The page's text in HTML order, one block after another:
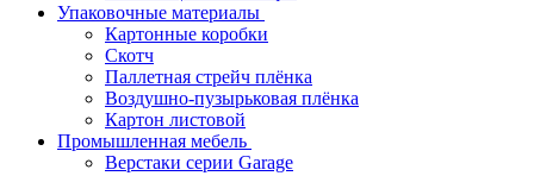
Упаковочные материалы
Картонные коробки
Скотч
Паллетная стрейч плёнка
Воздушно-пузырьковая плёнка
Картон листовой
Промышленная мебель
Верстаки серии Garage